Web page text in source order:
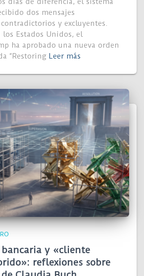
dos mensajes
y excluyentes.
Estados Unidos, el
ha aprobado una nueva orden
“Restoring Leer más
y «cliente
reflexiones sobre